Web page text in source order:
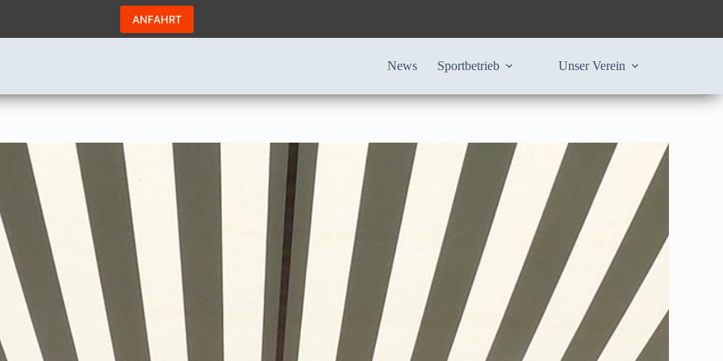
ANFAHRT
News Sportbetrieb Unser Verein